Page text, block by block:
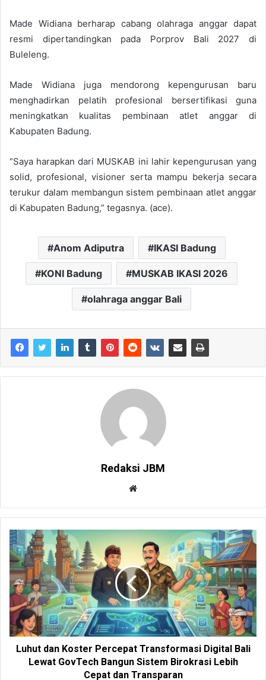
Made Widiana berharap cabang olahraga anggar dapat
resmi dipertandingkan pada Porprov Bali 2027 di
Buleleng.
Made Widiana juga mendorong kepengurusan baru
menghadirkan pelatih profesional bersertifikasi guna
meningkatkan kualitas pembinaan atlet anggar di
Kabupaten Badung.
“Saya harapkan dari MUSKAB ini lahir kepengurusan yang
solid, profesional, visioner serta mampu bekerja secara
terukur dalam membangun sistem pembinaan atlet anggar
di Kabupaten Badung,” tegasnya. (ace).
Anom Adiputra IKASI Badung
KONI Badung MUSKAB IKASI 2026
olahraga anggar Bali
Redaksi JBM
b
s
i
e
Luhut dan Koster Percepat Transformasi Digital Bali
Lewat GovTech Bangun Sistem Birokrasi Lebih
Cepat dan Transparan